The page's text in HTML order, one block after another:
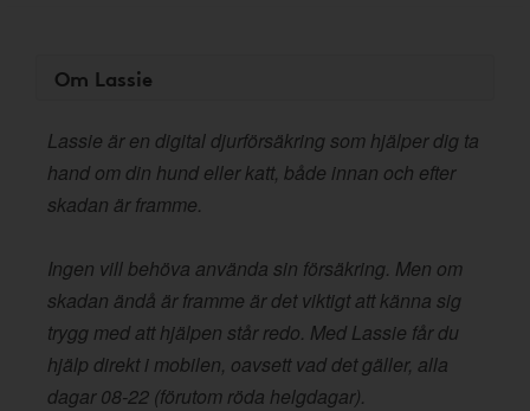
Om Lassie
Lassie är en digital djurförsäkring som hjälper dig ta
hand om din hund eller katt, både innan och efter
skadan är framme.
Ingen vill behöva använda sin försäkring. Men om
skadan ändå är framme är det viktigt att känna sig
trygg med att hjälpen står redo. Med Lassie får du
hjälp direkt i mobilen, oavsett vad det gäller, alla
dagar 08-22 (förutom röda helgdagar).